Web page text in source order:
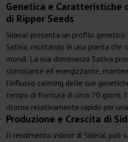
Genetica e Caratteristiche
di Ripper Seeds
Sideral presenta un profilo genetico
Sativa, risultando in una pianta
mondi. La sua dominanza Sativa
stimolante ed energizzante,
l'influsso calming delle sue
tempo di fioritura di circa 70 giorni,
ritorno relativamente rapido per
Produzione e Crescita di
Il rendimento indoor di Sideral può